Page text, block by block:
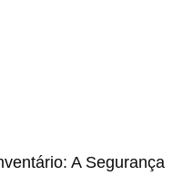
A Segurança